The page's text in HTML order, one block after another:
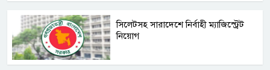
সিলেটসহ সারাদেশে নির্বাহী ম্যাজিস্ট্রেট
নিয়োগ